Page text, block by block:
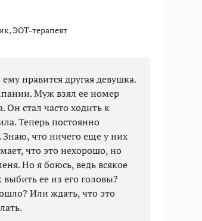
ЭОТ-терапевт
нравится другая девушка.
Муж взял ее номер
Он стал часто ходить к
Теперь постоянно
что ничего еще у них
что это нехорошо, но
Но я боюсь, ведь всякое
ее из его головы?
Или ждать, что это